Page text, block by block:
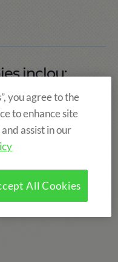
inclou:
you agree to the
to enhance site
assist in our
All Cookies